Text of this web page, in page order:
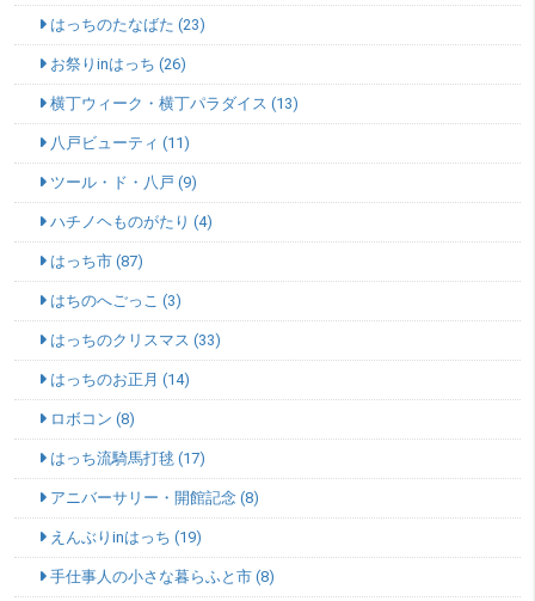
はっちのたなばた (23)
お祭りinはっち (26)
横丁ウィーク・横丁パラダイス (13)
八戸ビューティ (11)
ツール・ド・八戸 (9)
ハチノヘものがたり (4)
はっち市 (87)
はちのへごっこ (3)
はっちのクリスマス (33)
はっちのお正月 (14)
ロボコン (8)
はっち流騎馬打毬 (17)
アニバーサリー・開館記念 (8)
えんぶりinはっち (19)
手仕事人の小さな暮らふと市 (8)